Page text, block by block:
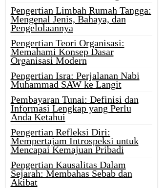
Pengertian Limbah Rumah Tangga:
Mengenal Jenis, Bahaya, dan
Pengelolaannya
Pengertian Teori Organisasi:
Memahami Konsep Dasar
Organisasi Modern
Pengertian Isra: Perjalanan Nabi
Muhammad SAW ke Langit
Pembayaran Tunai: Definisi dan
Informasi Lengkap yang Perlu
Anda Ketahui
Pengertian Refleksi Diri:
Mempertajam Introspeksi untuk
Mencapai Kemajuan Pribadi
Pengertian Kausalitas Dalam
Sejarah: Membahas Sebab dan
Akibat